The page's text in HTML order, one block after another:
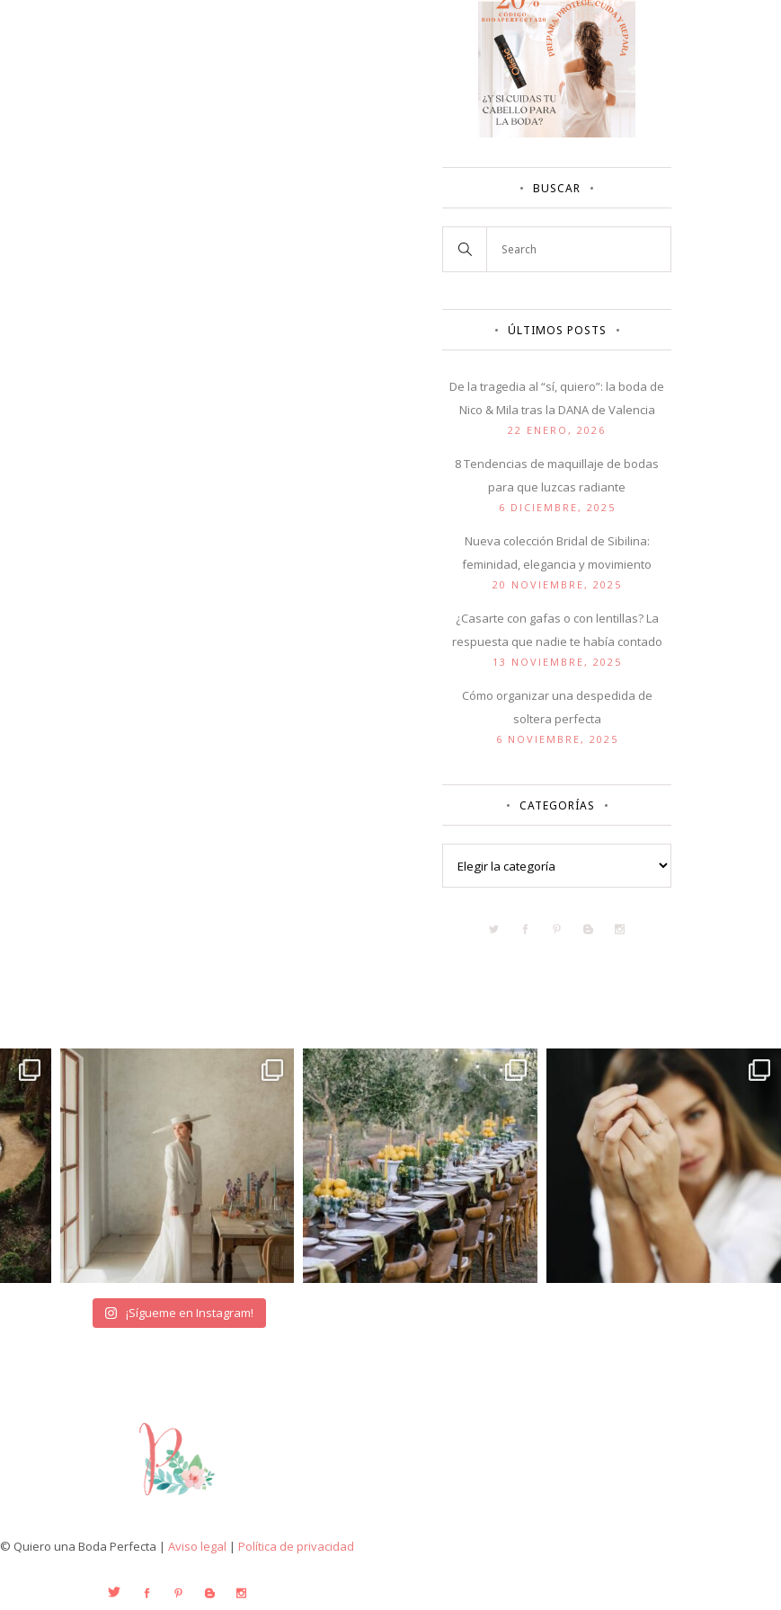
BUSCAR
ÚLTIMOS POSTS
De la tragedia al “sí, quiero”: la boda de
Nico & Mila tras la DANA de Valencia
22 ENERO, 2026
8 Tendencias de maquillaje de bodas
para que luzcas radiante
6 DICIEMBRE, 2025
Nueva colección Bridal de Sibilina:
feminidad, elegancia y movimiento
20 NOVIEMBRE, 2025
¿Casarte con gafas o con lentillas? La
respuesta que nadie te había contado
13 NOVIEMBRE, 2025
Cómo organizar una despedida de
soltera perfecta
6 NOVIEMBRE, 2025
CATEGORÍAS
¡Sígueme en Instagram!
© Quiero una Boda Perfecta | Aviso legal | Política de privacidad